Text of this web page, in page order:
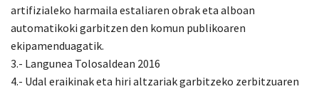
artifizialeko harmaila estaliaren obrak eta alboan
automatikoki garbitzen den komun publikoaren
ekipamenduagatik.
3.- Langunea Tolosaldean 2016
4.- Udal eraikinak eta hiri altzariak garbitzeko zerbitzuaren